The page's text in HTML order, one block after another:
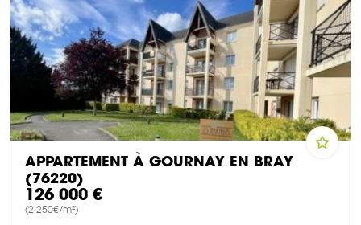
APPARTEMENT À GOURNAY EN BRAY
(76220)
126 000 €
(2 250€/m²)